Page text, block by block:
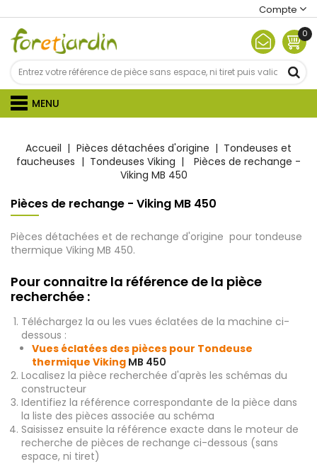
Compte
0
MENU
Accueil Pièces détachées d'origine
Tondeuses et
faucheuses
Tondeuses Viking
Pièces de rechange -
Viking MB 450
Pièces de rechange - Viking MB 450
Pièces détachées et de rechange d'origine pour tondeuse
thermique Viking MB 450.
Pour connaitre la référence de la pièce
recherchée :
Téléchargez la ou les vues éclatées de la machine ci-
dessous :
Vues éclatées des pièces pour Tondeuse
thermique Viking MB 450
Localisez la pièce recherchée d'après les schémas du
constructeur
Identifiez la référence correspondante de la pièce dans
la liste des pièces associée au schéma
Saisissez ensuite la référence exacte dans le moteur de
recherche de pièces de rechange ci-dessous (sans
espace, ni tiret)